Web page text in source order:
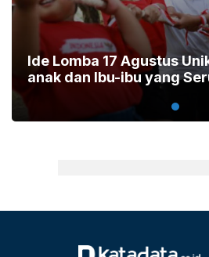
Ide Lomba 17 Agustus
anak dan Ibu-ibu yang